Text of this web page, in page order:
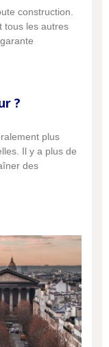
construction.
tous les autres
?
plus
Il y a plus de
des